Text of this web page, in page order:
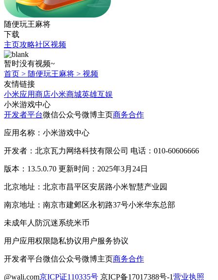
随便玩王麻将
下载
主页攻略社区视频
暂时没有视频~
首页 > 随便玩王麻将 > 视频
友情链接
小米应用商店小米商城英雄互娱
小米游戏中心
开发者平台微信公众号微博主页商务合作
应用名称：小米游戏中心
开发者：北京瓦力网络科技有限公司 电话：010-60606666
版本：13.5.0.70 更新时间：2025年3月24日
北京地址：北京市昌平区安居路小米智慧产业园
南京地址：南京市建邺区永初路37号小米华东总部
未成年人防沉迷系统米币
用户应用权限隐私协议用户服务协议
开发者平台微信公众号微博主页商务合作
@wali.com京ICP证110335号 京ICP备17017388号-1营业执照